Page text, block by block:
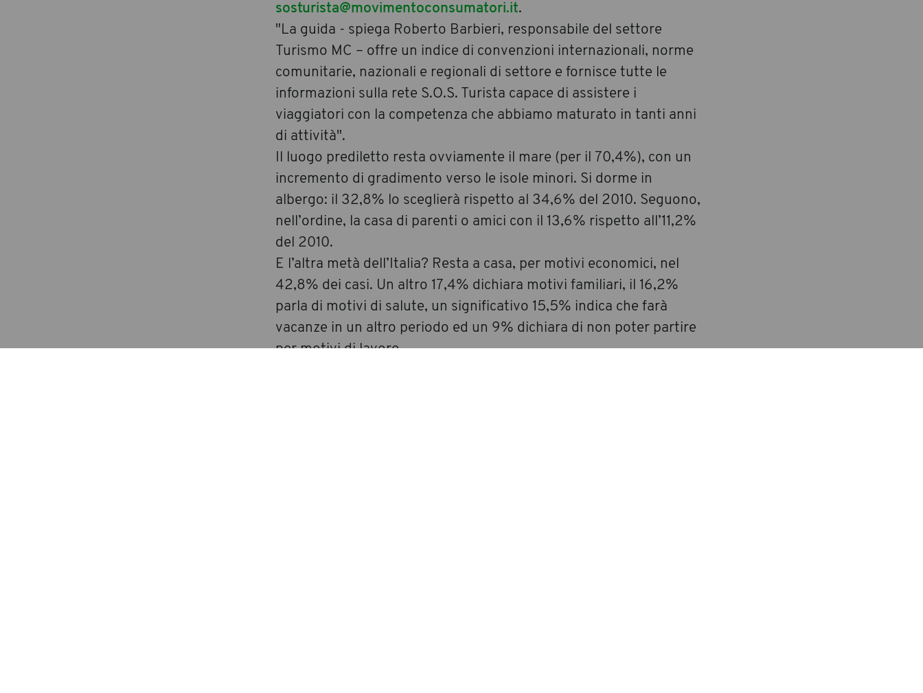
sosturista@movimentoconsumatori.it.
"La guida - spiega Roberto Barbieri, responsabile del settore
Turismo MC – offre un indice di convenzioni internazionali, norme
comunitarie, nazionali e regionali di settore e fornisce tutte le
informazioni sulla rete S.O.S. Turista capace di assistere i
viaggiatori con la competenza che abbiamo maturato in tanti anni
di attività".
Il luogo prediletto resta ovviamente il mare (per il 70,4%), con un
incremento di gradimento verso le isole minori. Si dorme in
albergo: il 32,8% lo sceglierà rispetto al 34,6% del 2010. Seguono,
nell’ordine, la casa di parenti o amici con il 13,6% rispetto all’11,2%
del 2010.
E l’altra metà dell’Italia? Resta a casa, per motivi economici, nel
42,8% dei casi. Un altro 17,4% dichiara motivi familiari, il 16,2%
parla di motivi di salute, un significativo 15,5% indica che farà
vacanze in un altro periodo ed un 9% dichiara di non poter partire
per motivi di lavoro.